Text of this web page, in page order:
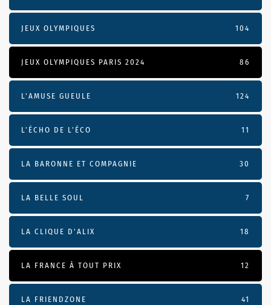
JEUX OLYMPIQUES 104
JEUX OLYMPIQUES PARIS 2024 86
L'AMUSE GUEULE 124
L’ÉCHO DE L’ÉCO 11
LA BARONNE ET COMPAGNIE 30
LA BELLE SOUL 7
LA CLIQUE D'ALIX 18
LA FRANCE À TOUT PRIX 12
LA FRIENDZONE 41